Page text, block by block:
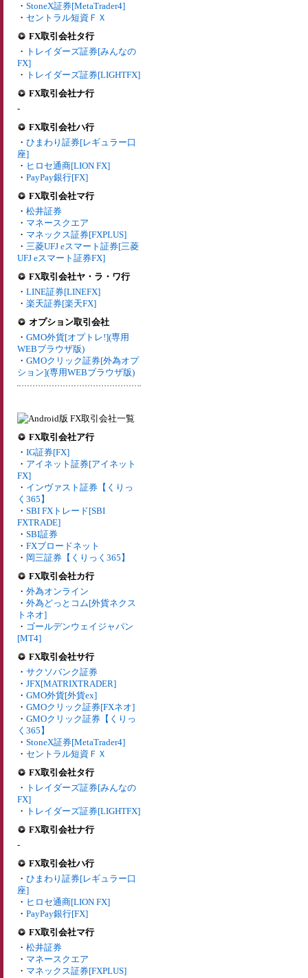
・ StoneX証券[MetaTrader4]
・ セントラル短資ＦＸ
FX取引会社タ行
・ トレイダーズ証券[みんなの
FX]
・ トレイダーズ証券[LIGHTFX]
FX取引会社ナ行
-
FX取引会社ハ行
・ ひまわり証券[レギュラー口
座]
・ ヒロセ通商[LION FX]
・ PayPay銀行[FX]
FX取引会社マ行
・ 松井証券
・ マネースクエア
・ マネックス証券[FXPLUS]
・ 三菱UFJ eスマート証券[三菱
UFJ eスマート証券FX]
FX取引会社ヤ・ラ・ワ行
・ LINE証券[LINEFX]
・ 楽天証券[楽天FX]
オプション取引会社
・ GMO外貨[オプトレ!](専用
WEBブラウザ版)
・ GMOクリック証券[外為オプ
ション](専用WEBブラウザ版)
FX取引会社ア行
・ IG証券[FX]
・ アイネット証券[アイネット
FX]
・ インヴァスト証券【くりっ
く365】
・ SBI FXトレード[SBI
FXTRADE]
・ SBI証券
・ FXブロードネット
・ 岡三証券【くりっく365】
FX取引会社カ行
・ 外為オンライン
・ 外為どっとコム[外貨ネクス
トネオ]
・ ゴールデンウェイジャパン
[MT4]
FX取引会社サ行
・ サクソバンク証券
・ JFX[MATRIXTRADER]
・ GMO外貨[外貨ex]
・ GMOクリック証券[FXネオ]
・ GMOクリック証券【くりっ
く365】
・ StoneX証券[MetaTrader4]
・ セントラル短資ＦＸ
FX取引会社タ行
・ トレイダーズ証券[みんなの
FX]
・ トレイダーズ証券[LIGHTFX]
FX取引会社ナ行
-
FX取引会社ハ行
・ ひまわり証券[レギュラー口
座]
・ ヒロセ通商[LION FX]
・ PayPay銀行[FX]
FX取引会社マ行
・ 松井証券
・ マネースクエア
・ マネックス証券[FXPLUS]